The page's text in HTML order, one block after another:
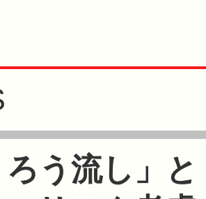
ろう流し」